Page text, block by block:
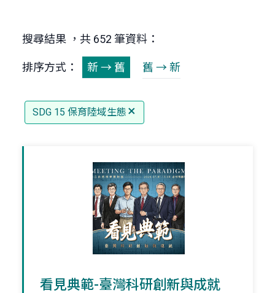
搜尋結果 ，共 652 筆資料：
排序方式： 新 → 舊 舊 → 新
SDG 15 保育陸域生態
看見典範-臺灣科研創新與成就